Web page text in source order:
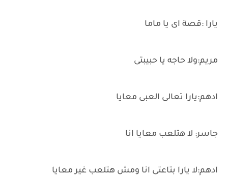
يارا :قصة اى يا ماما
مريم:ولا حاجه يا حبيبتى
ادهم:يارا تعالى العبى معايا
جاسر: لا هتلعب معايا انا
ادهم:لا يارا بتاعتى انا ومش هتلعب غير معايا